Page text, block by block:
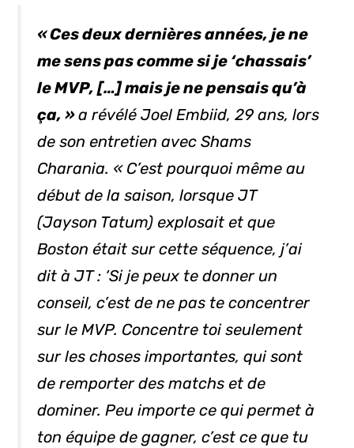
« Ces deux dernières années, je ne
me sens pas comme si je ‘chassais’
le MVP, […] mais je ne pensais qu’à
ça, »a révélé Joel Embiid, 29 ans, lors
de son entretien avec Shams
Charania. « C’est pourquoi même au
début de la saison, lorsque JT
(Jayson Tatum) explosait et que
Boston était sur cette séquence, j’ai
dit à JT : ‘Si je peux te donner un
conseil, c’est de ne pas te concentrer
sur le MVP. Concentre toi seulement
sur les choses importantes, qui sont
de remporter des matchs et de
dominer. Peu importe ce qui permet à
ton équipe de gagner, c’est ce que tu